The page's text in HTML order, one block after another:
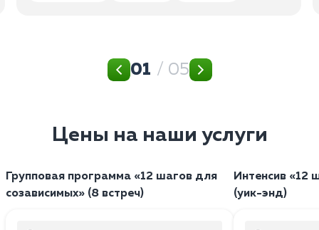
01 / 05
Цены на наши услуги
Групповая программа «12 шагов для
созависимых» (8 встреч)
Интенсив «12
(уик-энд)